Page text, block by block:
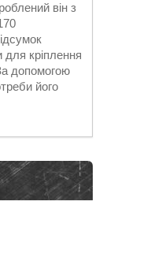
він з
для кріплення
допомогою
його